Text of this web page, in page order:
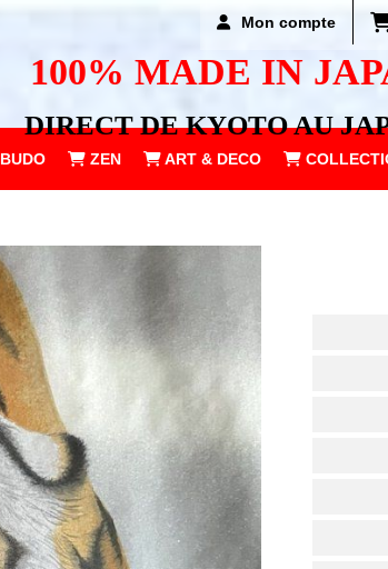
100% MADE IN
DIRECT DE KYOTO AU
Mon compte
BUDO ZEN ART & DECO